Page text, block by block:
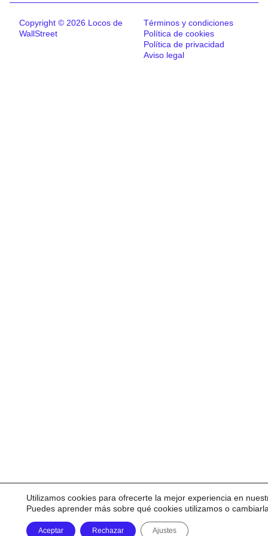
Copyright © 2026 Locos de
WallStreet
Términos y condiciones
Política de cookies
Política de privacidad
Aviso legal
Utilizamos cookies para ofrecerte la mejor experiencia en
Puedes aprender más sobre qué cookies utilizamos o
Aceptar Rechazar Ajustes